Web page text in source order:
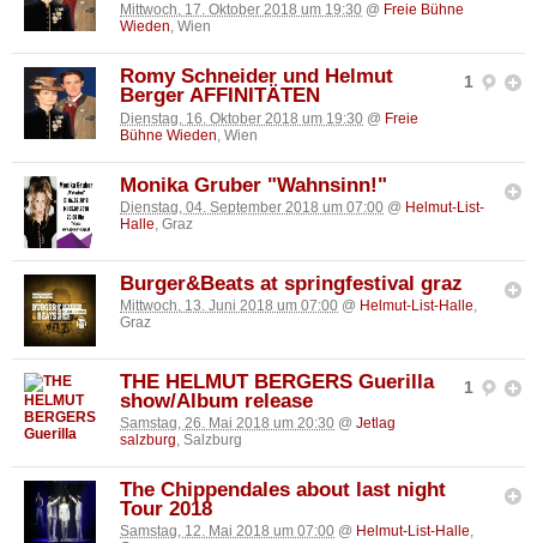
Mittwoch, 17. Oktober 2018 um 19:30 @ Freie Bühne
Wieden, Wien
1
Romy Schneider und Helmut
Berger AFFINITÄTEN
Dienstag, 16. Oktober 2018 um 19:30 @ Freie
Bühne Wieden , Wien
Monika Gruber "Wahnsinn!"
Dienstag, 04. September 2018 um 07:00 @ Helmut-List-
Halle, Graz
Burger&Beats at springfestival graz
Mittwoch, 13. Juni 2018 um 07:00 @ Helmut-List-Halle,
Graz
1
THE HELMUT BERGERS Guerilla
show/Album release
Samstag, 26. Mai 2018 um 20:30 @ Jetlag
salzburg, Salzburg
The Chippendales about last night
Tour 2018
Samstag, 12. Mai 2018 um 07:00 @ Helmut-List-Halle,